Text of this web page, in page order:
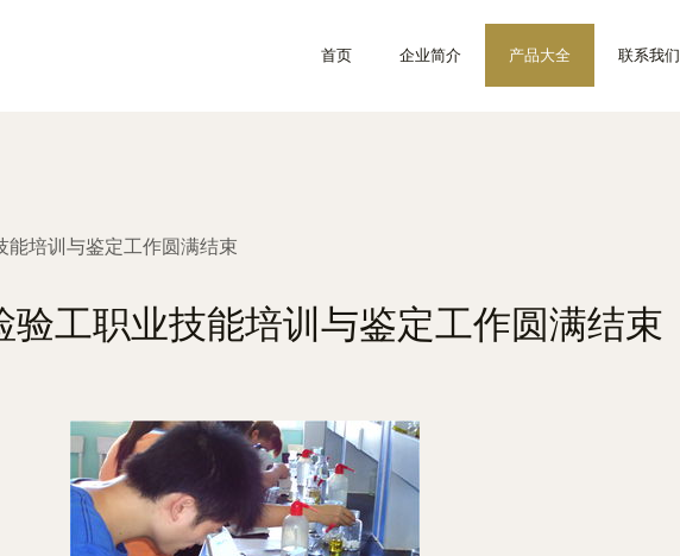
首页 企业简介 产品大全 联系我们
能培训与鉴定工作圆满结束
验工职业技能培训与鉴定工作圆满结束